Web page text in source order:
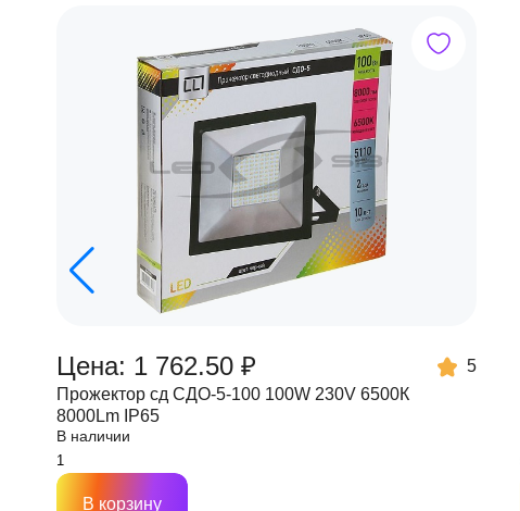
Цена: 1 762.50 ₽
5
Прожектор сд СДО-5-100 100W 230V 6500К
8000Lm IP65
В наличии
В корзину